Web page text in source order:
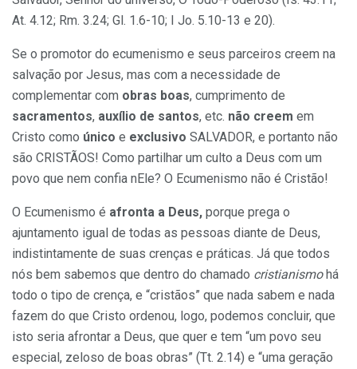
At. 4.12; Rm. 3.24; Gl. 1.6-10; I Jo. 5.10-13 e 20).
Se o promotor do ecumenismo e seus parceiros creem na
salvação por Jesus, mas com a necessidade de
complementar com obras boas, cumprimento de
sacramentos, auxílio de santos, etc. não creem em
Cristo como único e exclusivo SALVADOR, e portanto não
são CRISTÃOS! Como partilhar um culto a Deus com um
povo que nem confia nEle? O Ecumenismo não é Cristão!
O Ecumenismo é afronta a Deus, porque prega o
ajuntamento igual de todas as pessoas diante de Deus,
indistintamente de suas crenças e práticas. Já que todos
nós bem sabemos que dentro do chamado cristianismohá
todo o tipo de crença, e “cristãos” que nada sabem e nada
fazem do que Cristo ordenou, logo, podemos concluir, que
isto seria afrontar a Deus, que quer e tem “um povo seu
especial, zeloso de boas obras” (Tt. 2.14) e “uma geração